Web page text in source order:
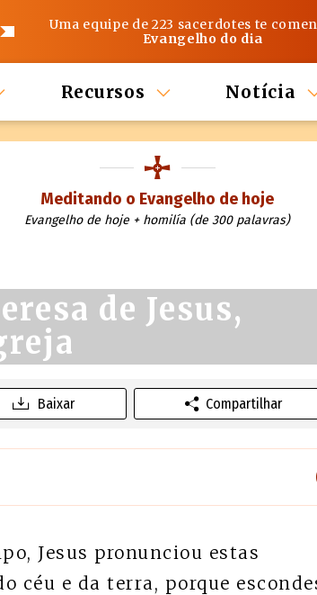
Uma equipe de 223 sacerdotes te
Evangelho do dia
Recursos Notícia
Meditando o Evangelho de hoje
Evangelho de hoje + homilía (de 300 palavras)
de Jesus,
Baixar Compartilhar
Jesus pronunciou estas
céu e da terra, porque